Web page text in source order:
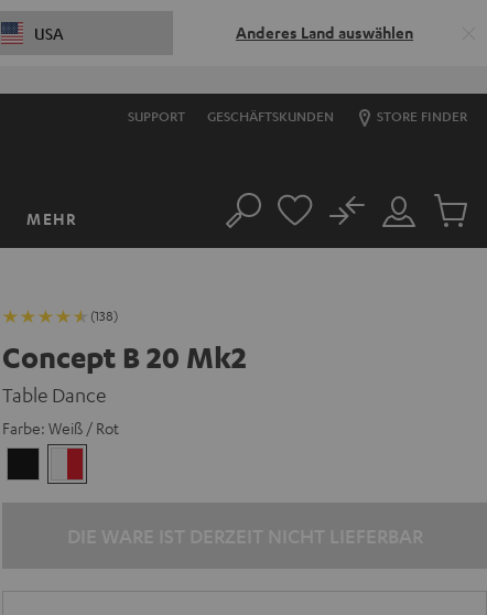
USA Anderes Land auswählen
SUPPORT GESCHÄFTSKUNDEN STORE FINDER
MEHR Suche
Mein
Konto
No
Artikel
(138)
Concept B 20 Mk2
Table Dance
Farbe: Weiß / Rot
/